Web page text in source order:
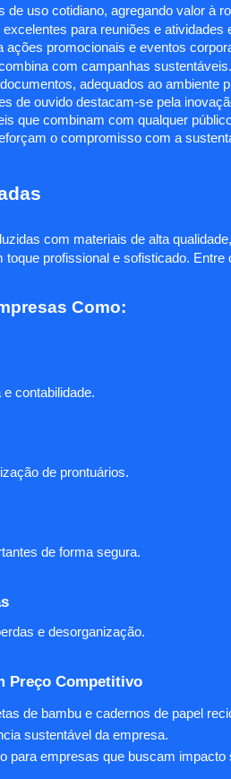
de uso cotidiano, agregando valor à
para reuniões e atividades
promocionais e eventos
com campanhas sustentáveis.
adequados ao ambiente
de ouvido destacam-se pela
que combinam com qualquer
o compromisso com a
com materiais de alta
profissional e sofisticado.
Como:
contabilidade.
de prontuários.
de forma segura.
e desorganização.
Preço Competitivo
de bambu e cadernos de papel
sustentável da empresa.
empresas que buscam